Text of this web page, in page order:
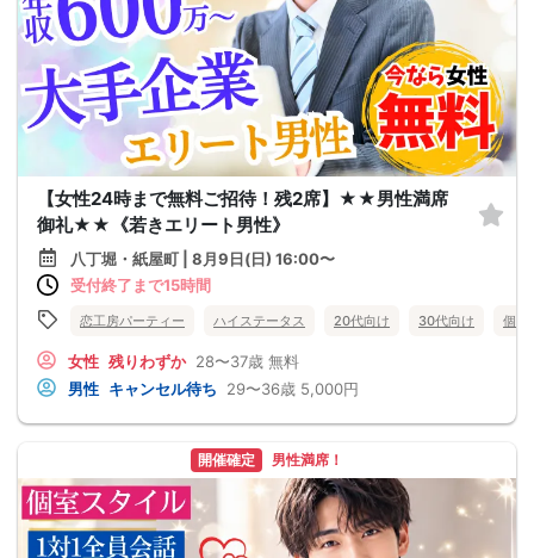
【女性24時まで無料ご招待！残2席】★★男性満席
御礼★★《若きエリート男性》
八丁堀・紙屋町 | 8月9日(日) 16:00〜
受付終了まで15時間
恋工房パーティー ハイステータス 20代向け 30代向け 個室
女性 残りわずか 28〜37歳 無料
男性 キャンセル待ち 29〜36歳 5,000円
開催確定 男性満席！